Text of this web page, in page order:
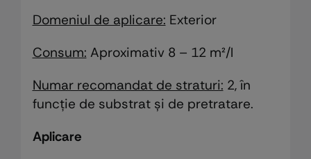
Domeniul de aplicare: Exterior
Consum: Aproximativ 8 – 12 m²/l
Numar recomandat de straturi: 2, în
funcție de substrat și de pretratare.
Aplicare